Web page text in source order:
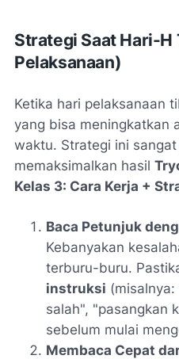
Strategi Saat Hari-H
Pelaksanaan)
Ketika hari pelaksanaan
yang bisa meningkatkan
waktu. Strategi ini
memaksimalkan hasil
Kelas 3: Cara Kerja +
Baca Petunjuk
Kebanyakan
terburu-buru.
instruksi
salah", "pasangkan
sebelum mulai
Membaca Cepat